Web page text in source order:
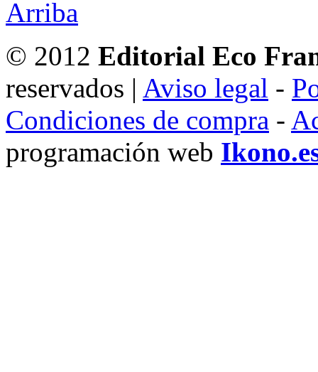
© 2012 Editorial Eco
reservados | Aviso legal -
Condiciones de compra -
programación web